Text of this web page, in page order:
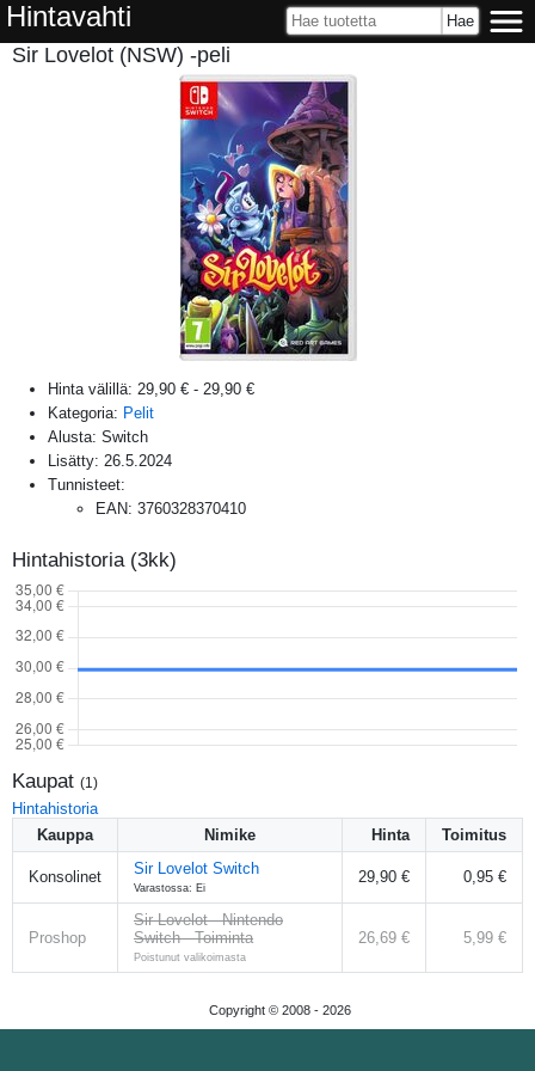
Hintavahti
Sir Lovelot (NSW) -peli
Hinta välillä: 29,90 € - 29,90 €
Kategoria: Pelit
Alusta: Switch
Lisätty: 26.5.2024
Tunnisteet:
EAN: 3760328370410
Hintahistoria (3kk)
Kaupat (1 )
Hintahistoria
Kauppa
Nimike Hinta Toimitus
Konsolinet Sir Lovelot Switch
Varastossa: Ei
29,90 € 0,95 €
Proshop
Sir Lovelot - Nintendo
Switch - Toiminta
Poistunut valikoimasta
26,69 € 5,99 €
Copyright © 2008 - 2026